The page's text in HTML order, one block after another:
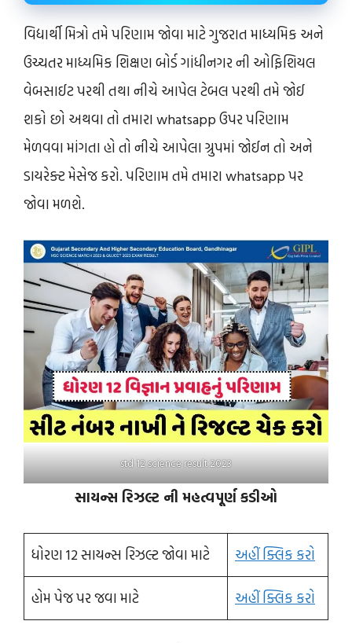
વિદ્યાર્થી મિત્રો તમે પરિણામ જોવા માટે ગુજરાત માધ્યમિક અને
ઉચ્ચતર માધ્યમિક શિક્ષણ બોર્ડ ગાંધીનગર ની ઓફિશિયલ
વેબસાઈટ પરથી તથા નીચે આપેલ ટેબલ પરથી તમે જોઈ
શકો છો અથવા તો તમારા whatsapp ઉપર પરિણામ
મેળવવા માંગતા હો તો નીચે આપેલા ગ્રુપમાં જોઈન તો અને
ડાયરેક્ટ મેસેજ કરો. પરિણામ તમે તમારા whatsapp પર
જોવા મળશે.
std 12 science result 2023
સાયન્સ રિઝલ્ટ ની મહત્વપૂર્ણ કડીઓ
ધોરણ 12 સાયન્સ રિઝલ્ટ જોવા માટે અહીં ક્લિક કરો
હોમ પેજ પર જવા માટે અહીં ક્લિક કરો